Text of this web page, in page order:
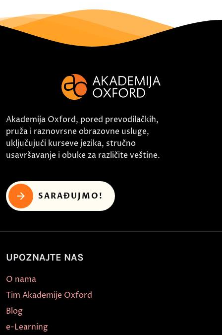
Akademija Oxford, pored prevodilačkih,
pruža i raznovrsne obrazovne usluge,
uključujući kurseve jezika, stručno
usavršavanje i obuke za različite veštine.
SARAĐUJMO!
UPOZNAJTE NAS
O nama
Tim Akademije Oxford
Blog
e-Learning